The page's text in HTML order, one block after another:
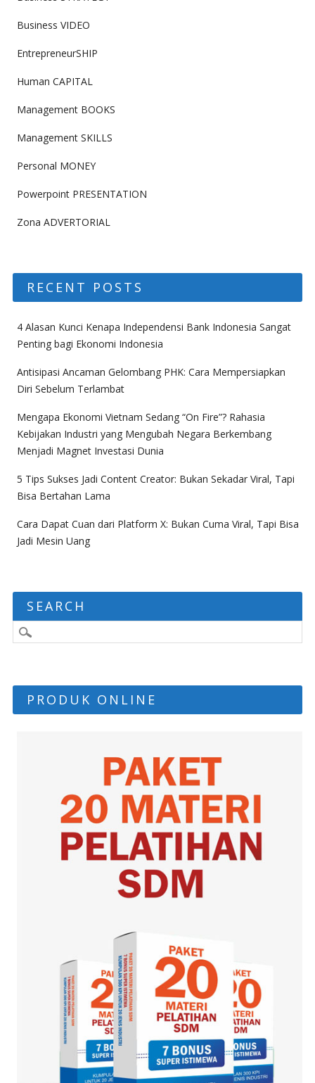
Business VIDEO
EntrepreneurSHIP
Human CAPITAL
Management BOOKS
Management SKILLS
Personal MONEY
Powerpoint PRESENTATION
Zona ADVERTORIAL
RECENT POSTS
4 Alasan Kunci Kenapa Independensi Bank Indonesia Sangat
Penting bagi Ekonomi Indonesia
Antisipasi Ancaman Gelombang PHK: Cara Mempersiapkan
Diri Sebelum Terlambat
Mengapa Ekonomi Vietnam Sedang “On Fire”? Rahasia
Kebijakan Industri yang Mengubah Negara Berkembang
Menjadi Magnet Investasi Dunia
5 Tips Sukses Jadi Content Creator: Bukan Sekadar Viral, Tapi
Bisa Bertahan Lama
Cara Dapat Cuan dari Platform X: Bukan Cuma Viral, Tapi Bisa
Jadi Mesin Uang
SEARCH
PRODUK ONLINE